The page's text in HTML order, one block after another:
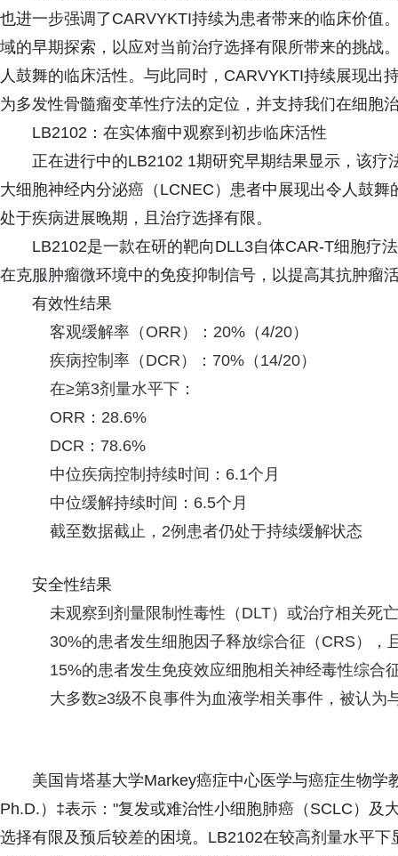
也进一步强调了CARVYKTI持续为患者带来的临床价值
域的早期探索，以应对当前治疗选择有限所带来的挑战
人鼓舞的临床活性。与此同时，CARVYKTI持续展现出
为多发性骨髓瘤变革性疗法的定位，并支持我们在细胞
LB2102：在实体瘤中观察到初步临床活性
正在进行中的LB2102 1期研究早期结果显示，该
大细胞神经内分泌癌（LCNEC）患者中展现出令人鼓
处于疾病进展晚期，且治疗选择有限。
LB2102是一款在研的靶向DLL3自体CAR-T细胞疗
在克服肿瘤微环境中的免疫抑制信号，以提高其抗肿瘤
有效性结果
客观缓解率（ORR）：20%（4/20）
疾病控制率（DCR）：70%（14/20）
在≥第3剂量水平下：
ORR：28.6%
DCR：78.6%
中位疾病控制持续时间：6.1个月
中位缓解持续时间：6.5个月
截至数据截止，2例患者仍处于持续缓解状态
安全性结果
未观察到剂量限制性毒性（DLT）或治疗相关死
30%的患者发生细胞因子释放综合征（CRS），
15%的患者发生免疫效应细胞相关神经毒性综合
大多数≥3级不良事件为血液学相关事件，被认为
美国肯塔基大学Markey癌症中心医学与癌症生物
Ph.D.）‡表示："复发或难治性小细胞肺癌（SCLC）及
选择有限及预后较差的困境。LB2102在较高剂量水平